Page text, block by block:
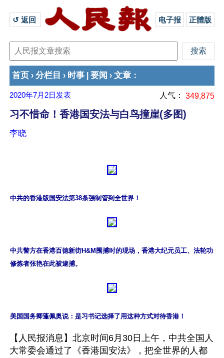
↺ 返回 电子报 正體版
首页 › 分栏目 › 时事 要闻 › 文章 ：
2020年7月2日 发表 人气： 349,875
习不惜命！香港国安法与白鸟撞崖(多图)
李晓
中共的香港版国安法第38条强制管到全世界！
中共警方在香港百德新街H&M围捕时的现场，香港大纪元员工、法轮功
修炼者张艳在此被逮捕。
美国国务卿蓬佩奥说：是习书记选择了用这种方式对待香港！
【人民报消息】北京时间6月30日上午，中共全国人
大常委会通过了《香港国安法》，把全世界的人都